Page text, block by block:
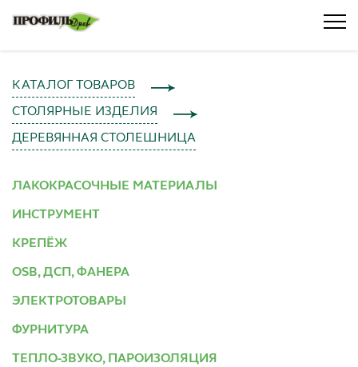
КАТАЛОГ ТОВАРОВ
СТОЛЯРНЫЕ ИЗДЕЛИЯ
ДЕРЕВЯННАЯ СТОЛЕШНИЦА
ЛАКОКРАСОЧНЫЕ МАТЕРИАЛЫ
ИНСТРУМЕНТ
КРЕПЁЖ
OSB, ДСП, ФАНЕРА
ЭЛЕКТРОТОВАРЫ
ФУРНИТУРА
ТЕПЛО-ЗВУКО, ПАРОИЗОЛЯЦИЯ